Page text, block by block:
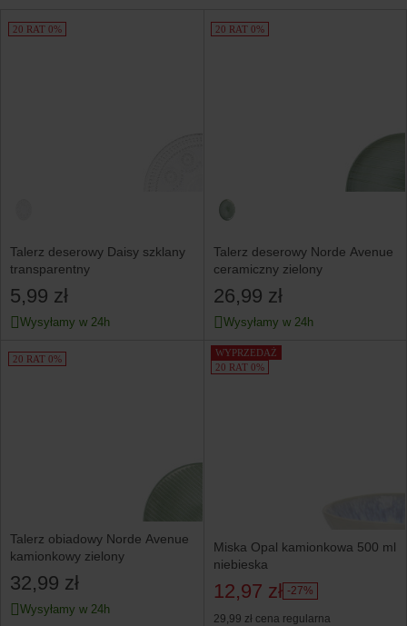
Produkty
20 RAT 0%
Talerz deserowy Daisy szklany
transparentny
5,99 zł
Wysyłamy w 24h
20 RAT 0%
Talerz deserowy Norde Avenue
ceramiczny zielony
26,99 zł
Wysyłamy w 24h
20 RAT 0%
Talerz obiadowy Norde Avenue
kamionkowy zielony
32,99 zł
Wysyłamy w 24h
WYPRZEDAŻ
20 RAT 0%
Miska Opal kamionkowa 500 ml
niebieska
12,97 zł -27%
29,99 zł cena regularna